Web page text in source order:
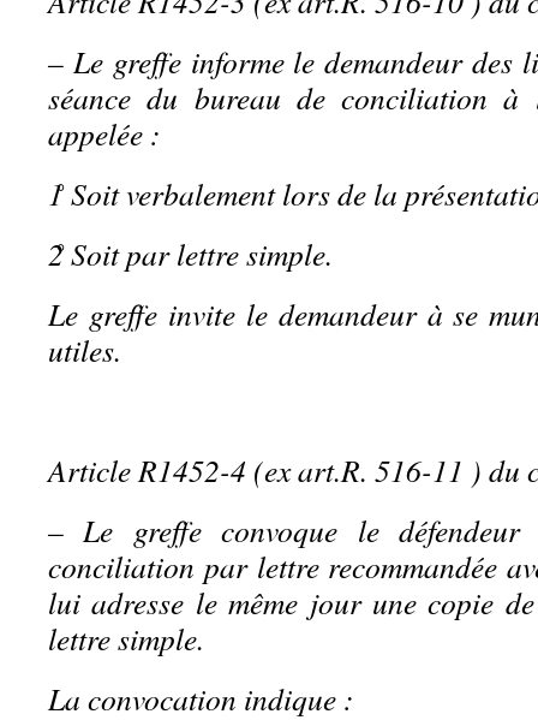
– Le greffe informe le demandeur des
séance du bureau de conciliation à
appelée :
1̊ Soit verbalement lors de la
2̊ Soit par lettre simple.
Le greffe invite le demandeur à se
utiles.
Article R1452-4 (ex art.R. 516-11 ) du
– Le greffe convoque le
conciliation par lettre recommandée
lui adresse le même jour une copie
lettre simple.
La convocation indique :